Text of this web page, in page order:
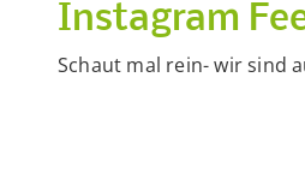
Instagram
Schaut mal rein- wir sind